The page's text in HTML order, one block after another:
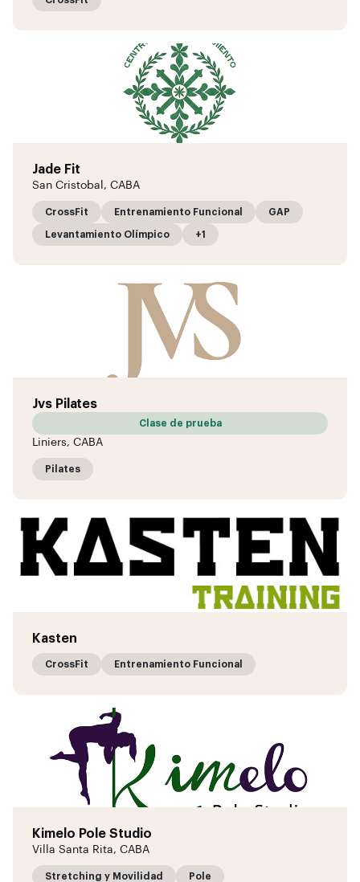
Jade Fit
San Cristobal, CABA
CrossFit Entrenamiento Funcional GAP
Levantamiento Olímpico +1
Jvs Pilates
Clase de prueba
Liniers, CABA
Pilates
Kasten
CrossFit Entrenamiento Funcional
Kimelo Pole Studio
Villa Santa Rita, CABA
Stretching y Movilidad Pole